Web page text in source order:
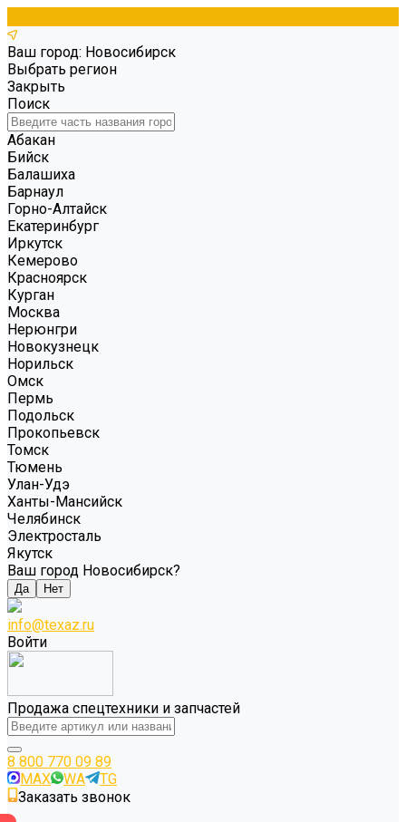
Ваш город: Новосибирск
Выбрать регион
Закрыть
Поиск
Абакан
Бийск
Балашиха
Барнаул
Горно-Алтайск
Екатеринбург
Иркутск
Кемерово
Красноярск
Курган
Москва
Нерюнгри
Новокузнецк
Норильск
Омск
Пермь
Подольск
Прокопьевск
Томск
Тюмень
Улан-Удэ
Ханты-Мансийск
Челябинск
Электросталь
Якутск
Ваш город Новосибирск?
Да Нет
info@texaz.ru
Войти
Продажа спецтехники и запчастей
8 800 770 09 89
MAX
WA
TG
Заказать звонок